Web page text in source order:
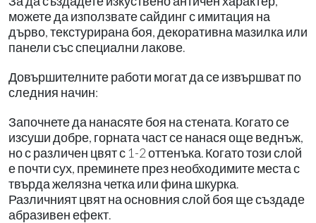
можете да използвате сайдинг с имитация на
дърво, текстурирана боя, декоративна мазилка или
панели със специални лакове.
Довършителните работи могат да се извършват по
следния начин:
Започнете да нанасяте боя на стената. Когато се
изсуши добре, горната част се нанася още веднъж,
но с различен цвят с 1-2 оттенъка. Когато този слой
е почти сух, преминете през необходимите места с
твърда желязна четка или фина шкурка.
Различният цвят на основния слой боя ще създаде
абразивен ефект.